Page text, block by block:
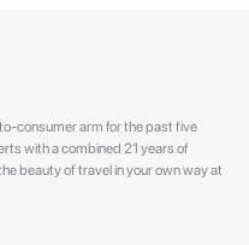
consumer arm for the past five
with a combined 21 years of
beauty of travel in your own way at